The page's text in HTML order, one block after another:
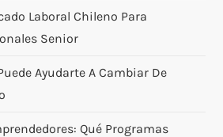
Laboral Chileno Para
Senior
Ayudarte A Cambiar De
Qué Programas